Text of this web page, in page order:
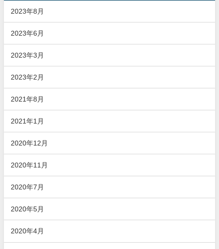
2023年8月
2023年6月
2023年3月
2023年2月
2021年8月
2021年1月
2020年12月
2020年11月
2020年7月
2020年5月
2020年4月